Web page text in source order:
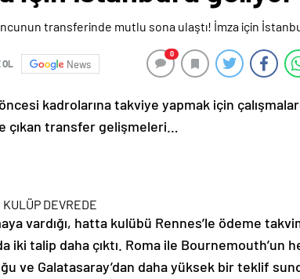
OL News
0
kadrolarına takviye yapmak için
çıkan transfer gelişmeleri…
KULÜP DEVREDE
vardığı, hatta kulübü Rennes’le ödeme
iki talip daha çıktı. Roma ile Bournemouth’un
ve Galatasaray’dan daha yüksek bir teklif